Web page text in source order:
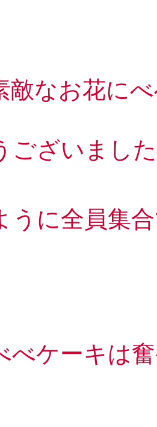
敵なお花に
ございまし
うに全員集
べケーキは